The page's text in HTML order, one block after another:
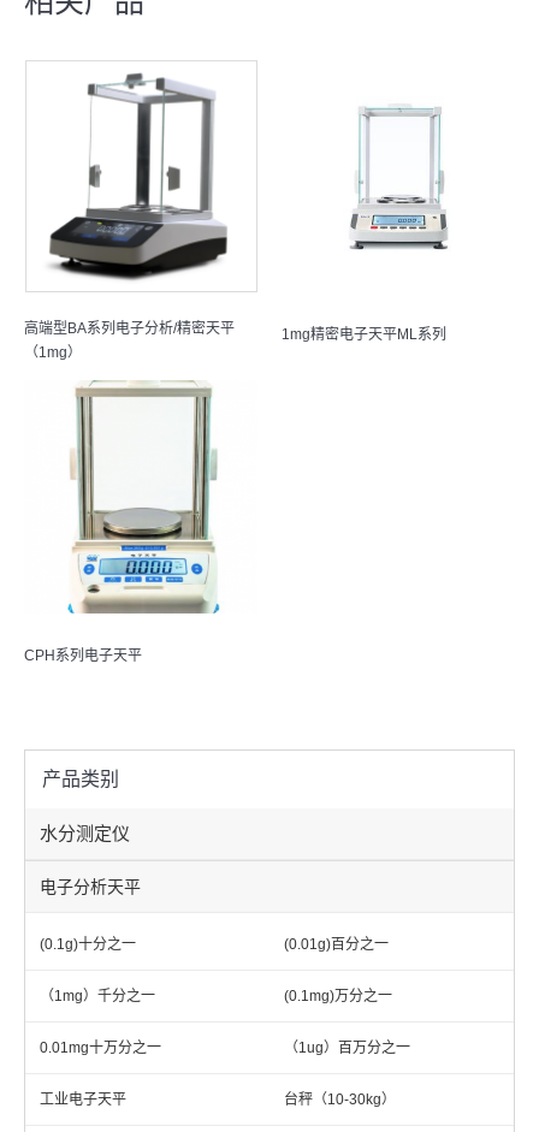
高端型BA系列电子分析/精密天平
（1mg）
1mg精密电子天平ML系列
CPH系列电子天平
产品类别
水分测定仪
电子分析天平
(0.1g)十分之一 (0.01g)百分之一
（1mg）千分之一 (0.1mg)万分之一
0.01mg十万分之一 （1ug）百万分之一
工业电子天平 台秤（10-30kg）